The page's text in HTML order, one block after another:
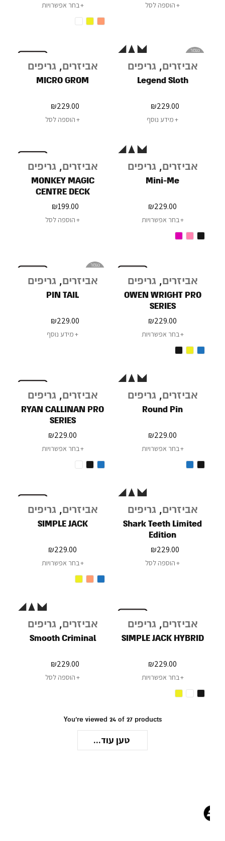
הוספה לסל בחר אפשרויות
נגמר
אביזרים, גריפים
Legend Sloth
₪229.00
מידע נוסף
אביזרים, גריפים
MICRO GROM
₪229.00
הוספה לסל
אביזרים, גריפים
Mini-Me
₪229.00
בחר אפשרויות
אביזרים, גריפים
MONKEY MAGIC
CENTRE DECK
₪199.00
הוספה לסל
אביזרים, גריפים
OWEN WRIGHT PRO
SERIES
₪229.00
בחר אפשרויות
נגמר
אביזרים, גריפים
PIN TAIL
₪229.00
מידע נוסף
אביזרים, גריפים
Round Pin
₪229.00
בחר אפשרויות
אביזרים, גריפים
RYAN CALLINAN PRO
SERIES
₪229.00
בחר אפשרויות
אביזרים, גריפים
Shark Teeth Limited
Edition
₪229.00
הוספה לסל
אביזרים, גריפים
SIMPLE JACK
₪229.00
בחר אפשרויות
אביזרים, גריפים
SIMPLE JACK HYBRID
₪229.00
בחר אפשרויות
אביזרים, גריפים
Smooth Criminal
₪229.00
הוספה לסל
You're viewed 24 of 27 products
טען עוד...